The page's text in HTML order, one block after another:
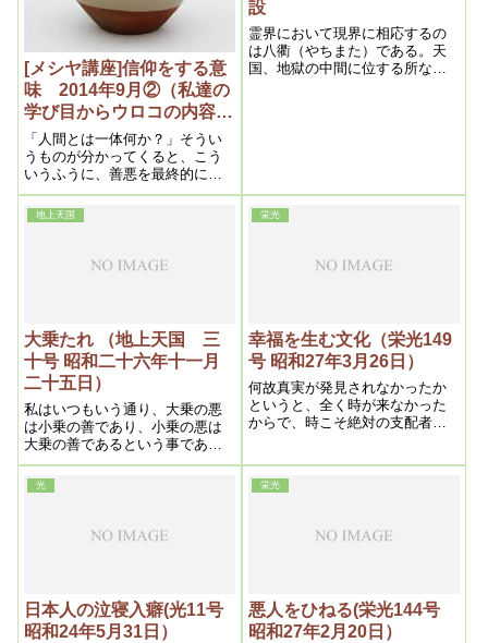
[メシヤ講座]信仰をする意
味 2014年9月②（私達の
学び目からウロコの内容よ
り
「人間とは一体何か？」そうい
うものが分かってくると、こう
いうふうに、善悪を最終的に決
定づけるまでしてはいけないと
いうことが分かってきます。
設
霊界において現界に相応するの
は八衢（やちまた）である。天
国、地獄の中間に位する所なの
地上天国
大乗たれ （地上天国 三
十号 昭和二十六年十一月
二十五日）
私はいつもいう通り、大乗の悪
は小乗の善であり、小乗の悪は
大乗の善であるという事である
が、此肝腎な点をどうも忘れ勝
ちな信者があるが、之は大いに
反省して貰わなければならない
事も大局的見地から観察するの
栄光
幸福を生む文化（栄光149
号 昭和27年3月26日）
何故真実が発見されなかったか
というと、全く時が来なかった
からで、時こそ絶対の支配者で
れ、而も叡智否神智をも与えら
れたのであるから、叡智でも分
光
日本人の泣寝入癖(光11号
昭和24年5月31日）
栄光
悪人をひねる(栄光144号
昭和27年2月20日）